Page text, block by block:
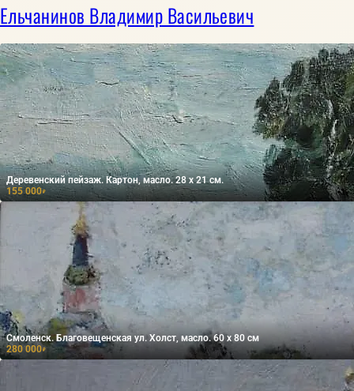
Ельчанинов Владимир Васильевич
Деревенский пейзаж. Картон, масло. 28 х 21 см.
155 000₽
Смоленск. Благовещенская ул. Холст, масло. 60 х 80 см
280 000₽